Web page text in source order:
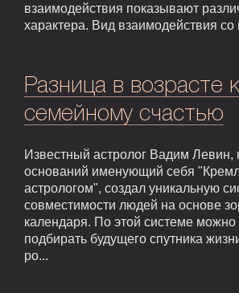
взаимодействия показывают
характера. Вид взаимодействия со
Разница в возрасте
семейному счастью
Известный астролог Вадим Левин,
оснований именующий себя
астрологом", создал уникальную
совместимости людей на основе
календаря. По этой системе можно
подбирать будущего спутника
ро...